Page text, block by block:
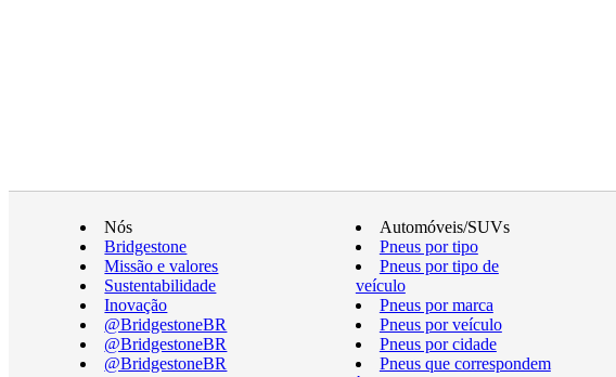
Nós
Bridgestone
Missão e valores
Sustentabilidade
Inovação
@BridgestoneBR
@BridgestoneBR
@BridgestoneBR
Automóveis/SUVs
Pneus por tipo
Pneus por tipo de
veículo
Pneus por marca
Pneus por veículo
Pneus por cidade
Pneus que correspondem